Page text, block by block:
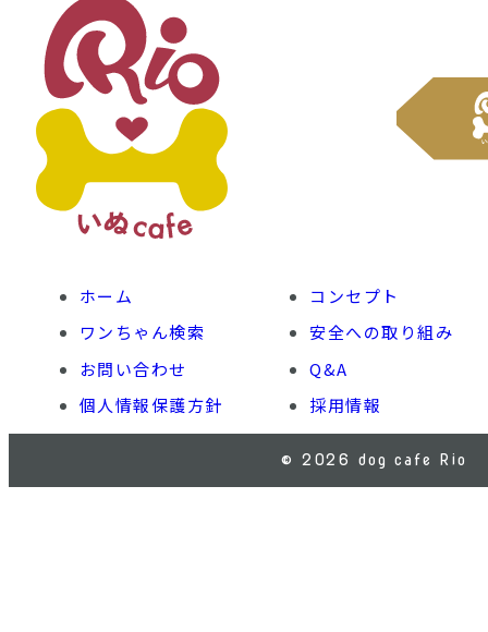
ホーム
コンセプト
ワンちゃん検索
安全への取り組み
お問い合わせ
Q&A
個人情報保護方針
採用情報
© 2026 dog cafe Rio